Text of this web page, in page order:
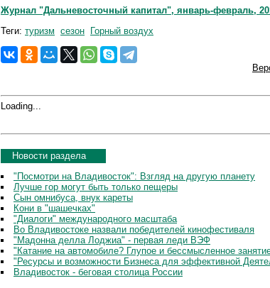
Журнал "Дальневосточный капитал", январь-февраль,
Теги: туризм сезон Горный воздух
Loading...
Новости раздела
"Посмотри на Владивосток": Взгляд на другую планету
Лучше гор могут быть только пещеры
Сын омнибуса, внук кареты
Кони в "шашечках"
"Диалоги" международного масштаба
Во Владивостоке назвали победителей кинофестиваля
"Мадонна делла Лоджиа" - первая леди ВЭФ
"Катание на автомобиле? Глупое и бессмысленное
"Ресурсы и возможности Бизнеса для эффективной
Владивосток - беговая столица России